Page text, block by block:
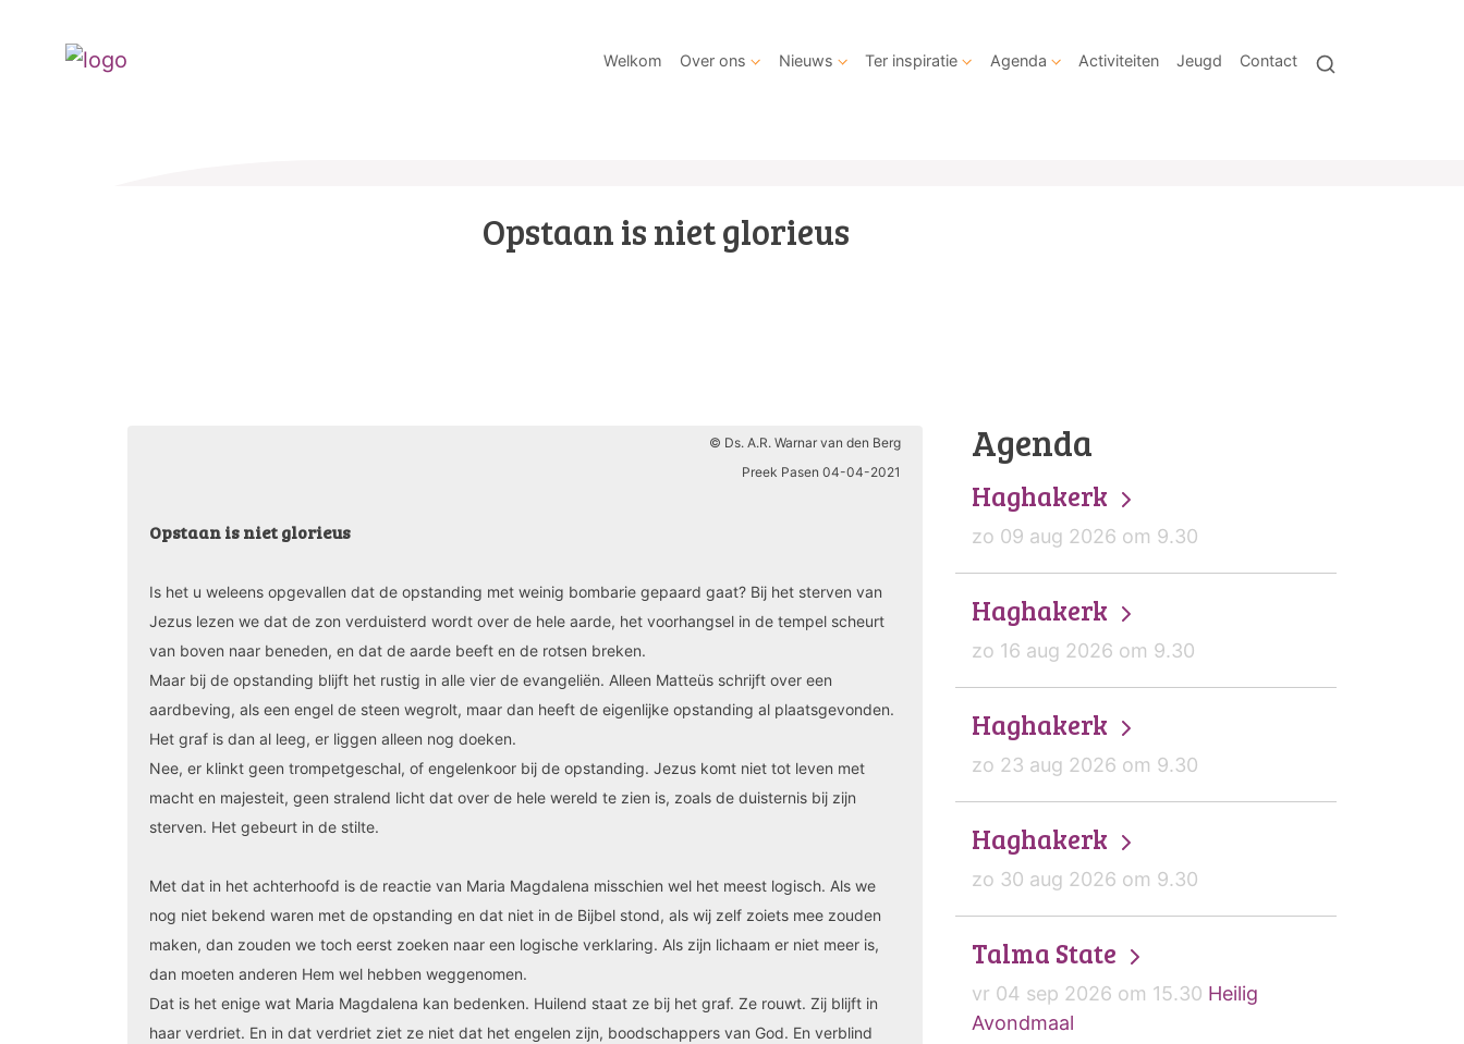
Welkom Over ons Nieuws Ter inspiratie Agenda Activiteiten Jeugd Contact
Opstaan is niet glorieus
© Ds. A.R. Warnar van den Berg
Preek Pasen 04-04-2021
Opstaan is niet glorieus
Is het u weleens opgevallen dat de opstanding met weinig bombarie gepaard gaat? Bij het sterven van
Jezus lezen we dat de zon verduisterd wordt over de hele aarde, het voorhangsel in de tempel scheurt
van boven naar beneden, en dat de aarde beeft en de rotsen breken.
Maar bij de opstanding blijft het rustig in alle vier de evangeliën. Alleen Matteüs schrijft over een
aardbeving, als een engel de steen wegrolt, maar dan heeft de eigenlijke opstanding al plaatsgevonden.
Het graf is dan al leeg, er liggen alleen nog doeken.
Nee, er klinkt geen trompetgeschal, of engelenkoor bij de opstanding. Jezus komt niet tot leven met
macht en majesteit, geen stralend licht dat over de hele wereld te zien is, zoals de duisternis bij zijn
sterven. Het gebeurt in de stilte.
Met dat in het achterhoofd is de reactie van Maria Magdalena misschien wel het meest logisch. Als we
nog niet bekend waren met de opstanding en dat niet in de Bijbel stond, als wij zelf zoiets mee zouden
maken, dan zouden we toch eerst zoeken naar een logische verklaring. Als zijn lichaam er niet meer is,
dan moeten anderen Hem wel hebben weggenomen.
Dat is het enige wat Maria Magdalena kan bedenken. Huilend staat ze bij het graf. Ze rouwt. Zij blijft in
haar verdriet. En in dat verdriet ziet ze niet dat het engelen zijn, boodschappers van God. En verblind
Agenda
Haghakerk
zo 09 aug 2026 om 9.30
Haghakerk
zo 16 aug 2026 om 9.30
Haghakerk
zo 23 aug 2026 om 9.30
Haghakerk
zo 30 aug 2026 om 9.30
Talma State
vr 04 sep 2026 om 15.30 Heilig
Avondmaal